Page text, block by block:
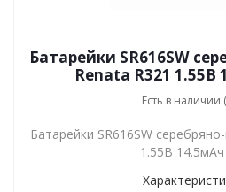
Батарейки SR616SW
Renata R321 1.55В
Есть в наличии
Батарейки SR616SW
1.55В 14.5мАч